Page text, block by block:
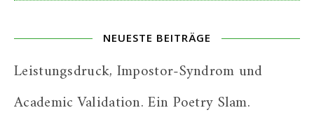
NEUESTE BEITRÄGE
Leistungsdruck, Impostor-Syndrom und
Academic Validation. Ein Poetry Slam.